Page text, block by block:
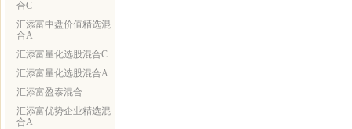
合C
汇添富中盘价值精选混
合A
汇添富量化选股混合C
汇添富量化选股混合A
汇添富盈泰混合
汇添富优势企业精选混
合A